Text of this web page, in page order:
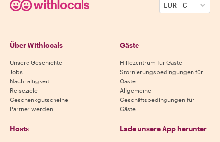
EUR-€
Über Withlocals
Unsere Geschichte
Jobs
Nachhaltigkeit
Reiseziele
Geschenkgutscheine
Partner werden
Gäste
Hilfezentrum für Gäste
Stornierungsbedingungen für
Gäste
Allgemeine
Geschäftsbedingungen für
Gäste
Hosts Lade unsere App herunter